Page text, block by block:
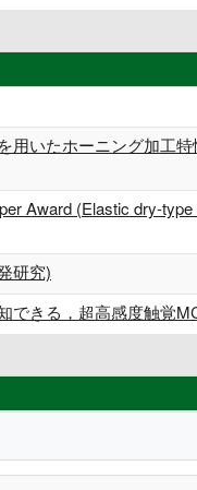
いたホーニング加工
Award (Elastic dry-
研究)
できる，超高感度触覚